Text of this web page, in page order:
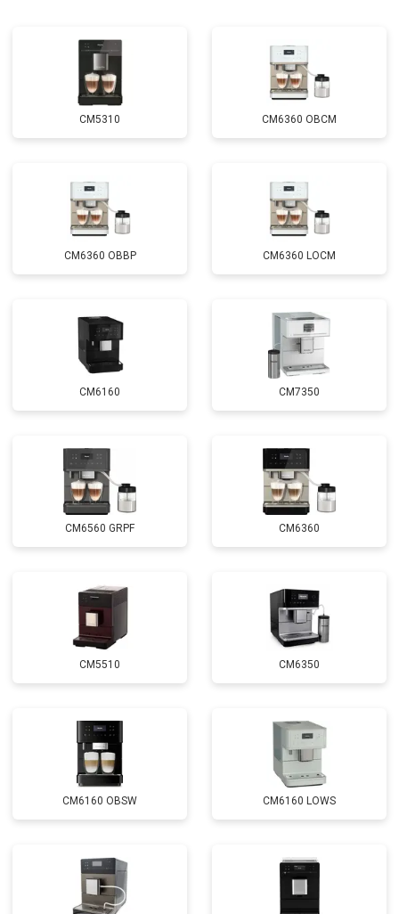
CM5310 CM6360 OBCM
CM6360 OBBP CM6360 LOCM
CM6160 CM7350
CM6560 GRPF CM6360
CM5510 CM6350
CM6160 OBSW CM6160 LOWS